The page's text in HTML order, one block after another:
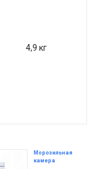
4,9 кг
Морозильная
камера